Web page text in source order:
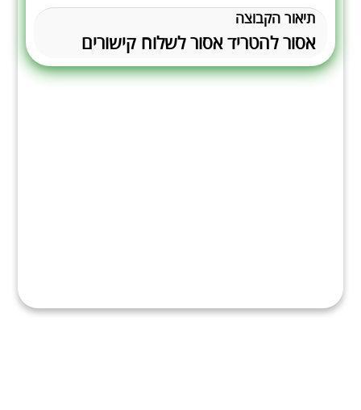
תיאור הקבוצה
אסור להטריד אסור לשלוח קישורים